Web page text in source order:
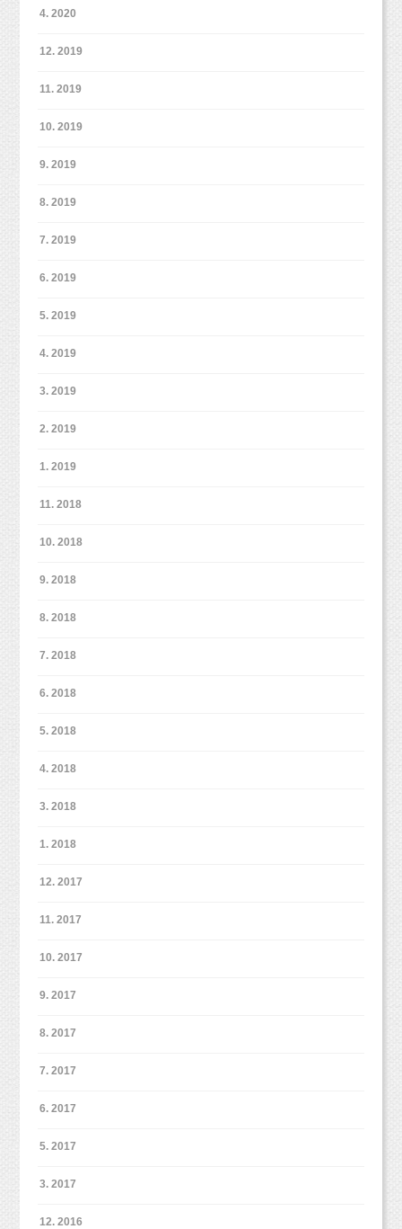
4. 2020
12. 2019
11. 2019
10. 2019
9. 2019
8. 2019
7. 2019
6. 2019
5. 2019
4. 2019
3. 2019
2. 2019
1. 2019
11. 2018
10. 2018
9. 2018
8. 2018
7. 2018
6. 2018
5. 2018
4. 2018
3. 2018
1. 2018
12. 2017
11. 2017
10. 2017
9. 2017
8. 2017
7. 2017
6. 2017
5. 2017
3. 2017
12. 2016